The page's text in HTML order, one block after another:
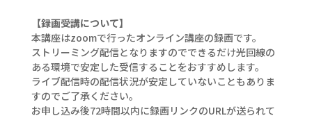
【録画受講について】
本講座はzoomで行ったオンライン講座の録画です。
ストリーミング配信となりますのでできるだけ光回線の
ある環境で安定した受信することをおすすめします。
ライブ配信時の配信状況が安定していないこともありま
すのでご了承ください。
お申し込み後72時間以内に録画リンクのURLが送られて